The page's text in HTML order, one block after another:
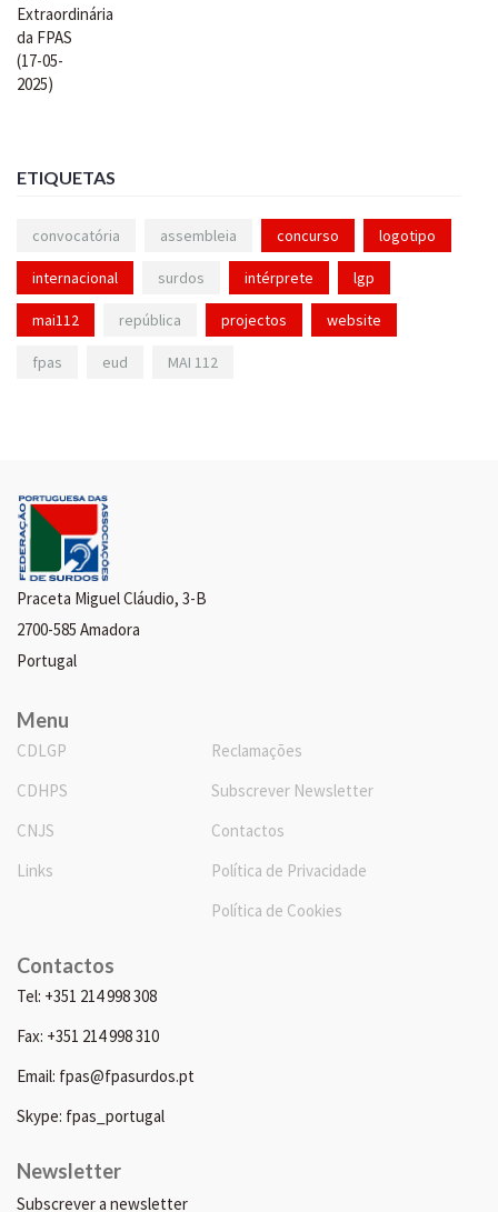
ETIQUETAS
convocatória assembleia concurso logotipo
internacional surdos intérprete lgp
mai112 república projectos website
fpas eud MAI 112
Praceta Miguel Cláudio, 3-B
2700-585 Amadora
Portugal
Menu
CDLGP
CDHPS
CNJS
Links
Reclamações
Subscrever Newsletter
Contactos
Política de Privacidade
Política de Cookies
Contactos
Tel: +351 214 998 308
Fax: +351 214 998 310
Email: fpas@fpasurdos.pt
Skype: fpas_portugal
Newsletter
Subscrever a newsletter